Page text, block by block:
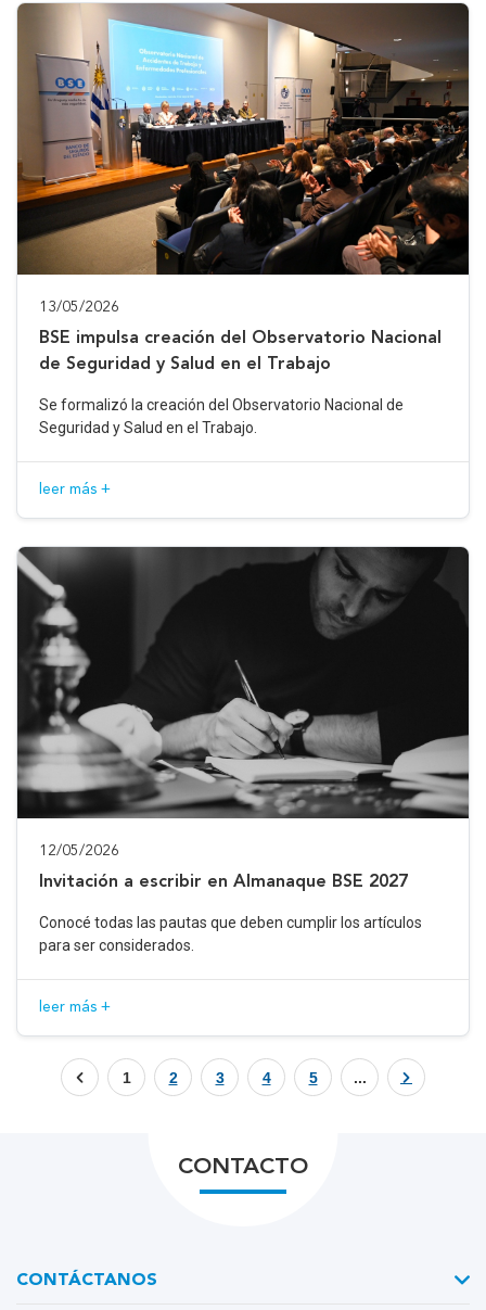
13/05/2026
BSE impulsa creación del Observatorio Nacional
de Seguridad y Salud en el Trabajo
Se formalizó la creación del Observatorio Nacional de
Seguridad y Salud en el Trabajo.
leer más +
12/05/2026
Invitación a escribir en Almanaque BSE 2027
Conocé todas las pautas que deben cumplir los artículos
para ser considerados.
leer más +
1 2 3 4 5 ...
CONTACTO
CONTÁCTANOS